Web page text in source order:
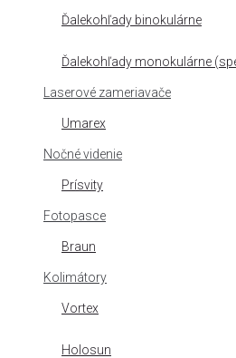
Ďalekohľady binokulárne
Ďalekohľady monokulárne
Laserové zameriavače
Umarex
Nočné videnie
Prísvity
Fotopasce
Braun
Kolimátory
Vortex
Holosun